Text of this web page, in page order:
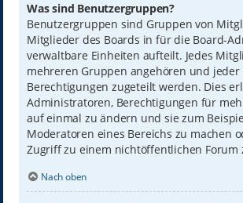
Was sind Benutzergruppen?
Benutzergruppen sind Gruppen von
Mitglieder des Boards in für die Board-
verwaltbare Einheiten aufteilt. Jedes
mehreren Gruppen angehören und jeder
Berechtigungen zugeteilt werden. Dies
Administratoren, Berechtigungen für
auf einmal zu ändern und sie zum
Moderatoren eines Bereichs zu machen
Zugriff zu einem nichtöffentlichen Forum
Nach oben